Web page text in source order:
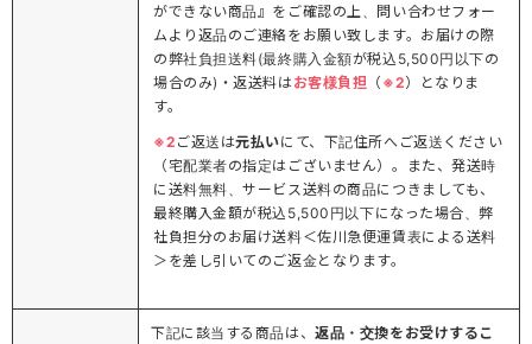
ができない商品』をご確認の上、問い合わせフォー
ムより返品のご連絡をお願い致します。お届けの際
の弊社負担送料(最終購入金額が税込5,500円以下の
場合のみ)・返送料はお客様負担 （ ※2）となりま
す。
※2 ご返送は元払いにて、下記住所へご返送ください
（宅配業者の指定はございません）。また、発送時
に送料無料、サービス送料の商品につきましても、
最終購入金額が税込5,500円以下になった場合、弊
社負担分のお届け送料＜佐川急便運賃表による送料
＞を差し引いてのご返金となります。
下記に該当する商品は、返品・交換をお受けするこ